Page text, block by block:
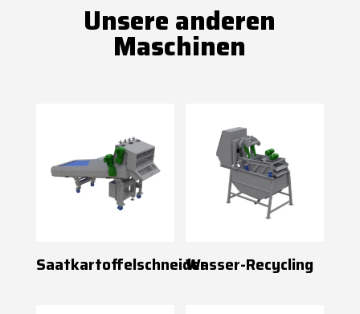
Unsere anderen
Maschinen
SaatkartoffelschneiderWasser-Recycling